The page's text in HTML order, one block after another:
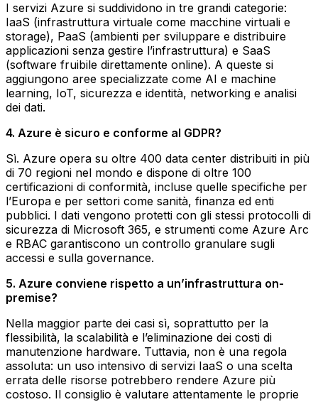
I servizi Azure si suddividono in tre grandi categorie:
IaaS (infrastruttura virtuale come macchine virtuali e
storage), PaaS (ambienti per sviluppare e distribuire
applicazioni senza gestire l’infrastruttura) e SaaS
(software fruibile direttamente online). A queste si
aggiungono aree specializzate come AI e machine
learning, IoT, sicurezza e identità, networking e analisi
dei dati.
4. Azure è sicuro e conforme al GDPR?
Sì. Azure opera su oltre 400 data center distribuiti in più
di 70 regioni nel mondo e dispone di oltre 100
certificazioni di conformità, incluse quelle specifiche per
l’Europa e per settori come sanità, finanza ed enti
pubblici. I dati vengono protetti con gli stessi protocolli di
sicurezza di Microsoft 365, e strumenti come Azure Arc
e RBAC garantiscono un controllo granulare sugli
accessi e sulla governance.
5. Azure conviene rispetto a un’infrastruttura on-
premise?
Nella maggior parte dei casi sì, soprattutto per la
flessibilità, la scalabilità e l’eliminazione dei costi di
manutenzione hardware. Tuttavia, non è una regola
assoluta: un uso intensivo di servizi IaaS o una scelta
errata delle risorse potrebbero rendere Azure più
costoso. Il consiglio è valutare attentamente le proprie